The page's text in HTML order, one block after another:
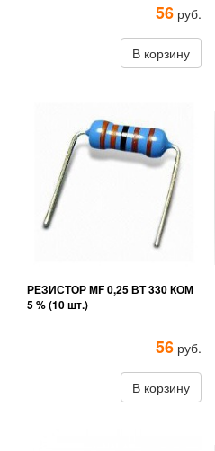
56 руб.
В корзину
РЕЗИСТОР MF 0,25 ВТ 330 КОМ
5 % (10 шт.)
56 руб.
В корзину